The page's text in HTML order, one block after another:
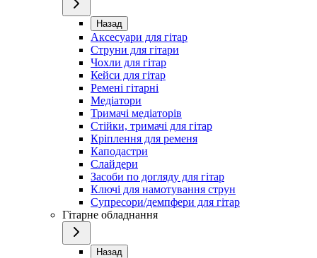
Назад
Аксесуари для гітар
Струни для гітари
Чохли для гітар
Кейси для гітар
Ремені гітарні
Медіатори
Тримачі медіаторів
Стійки, тримачі для гітар
Кріплення для ременя
Каподастри
Слайдери
Засоби по догляду для гітар
Ключі для намотування струн
Супресори/демпфери для гітар
Гітарне обладнання
Назад